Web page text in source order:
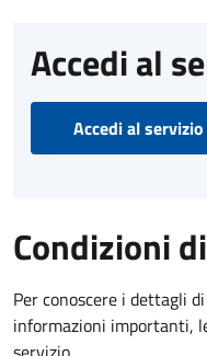
Accedi al
Accedi al servizio
Condizioni
Per conoscere i dettagli
informazioni importanti,